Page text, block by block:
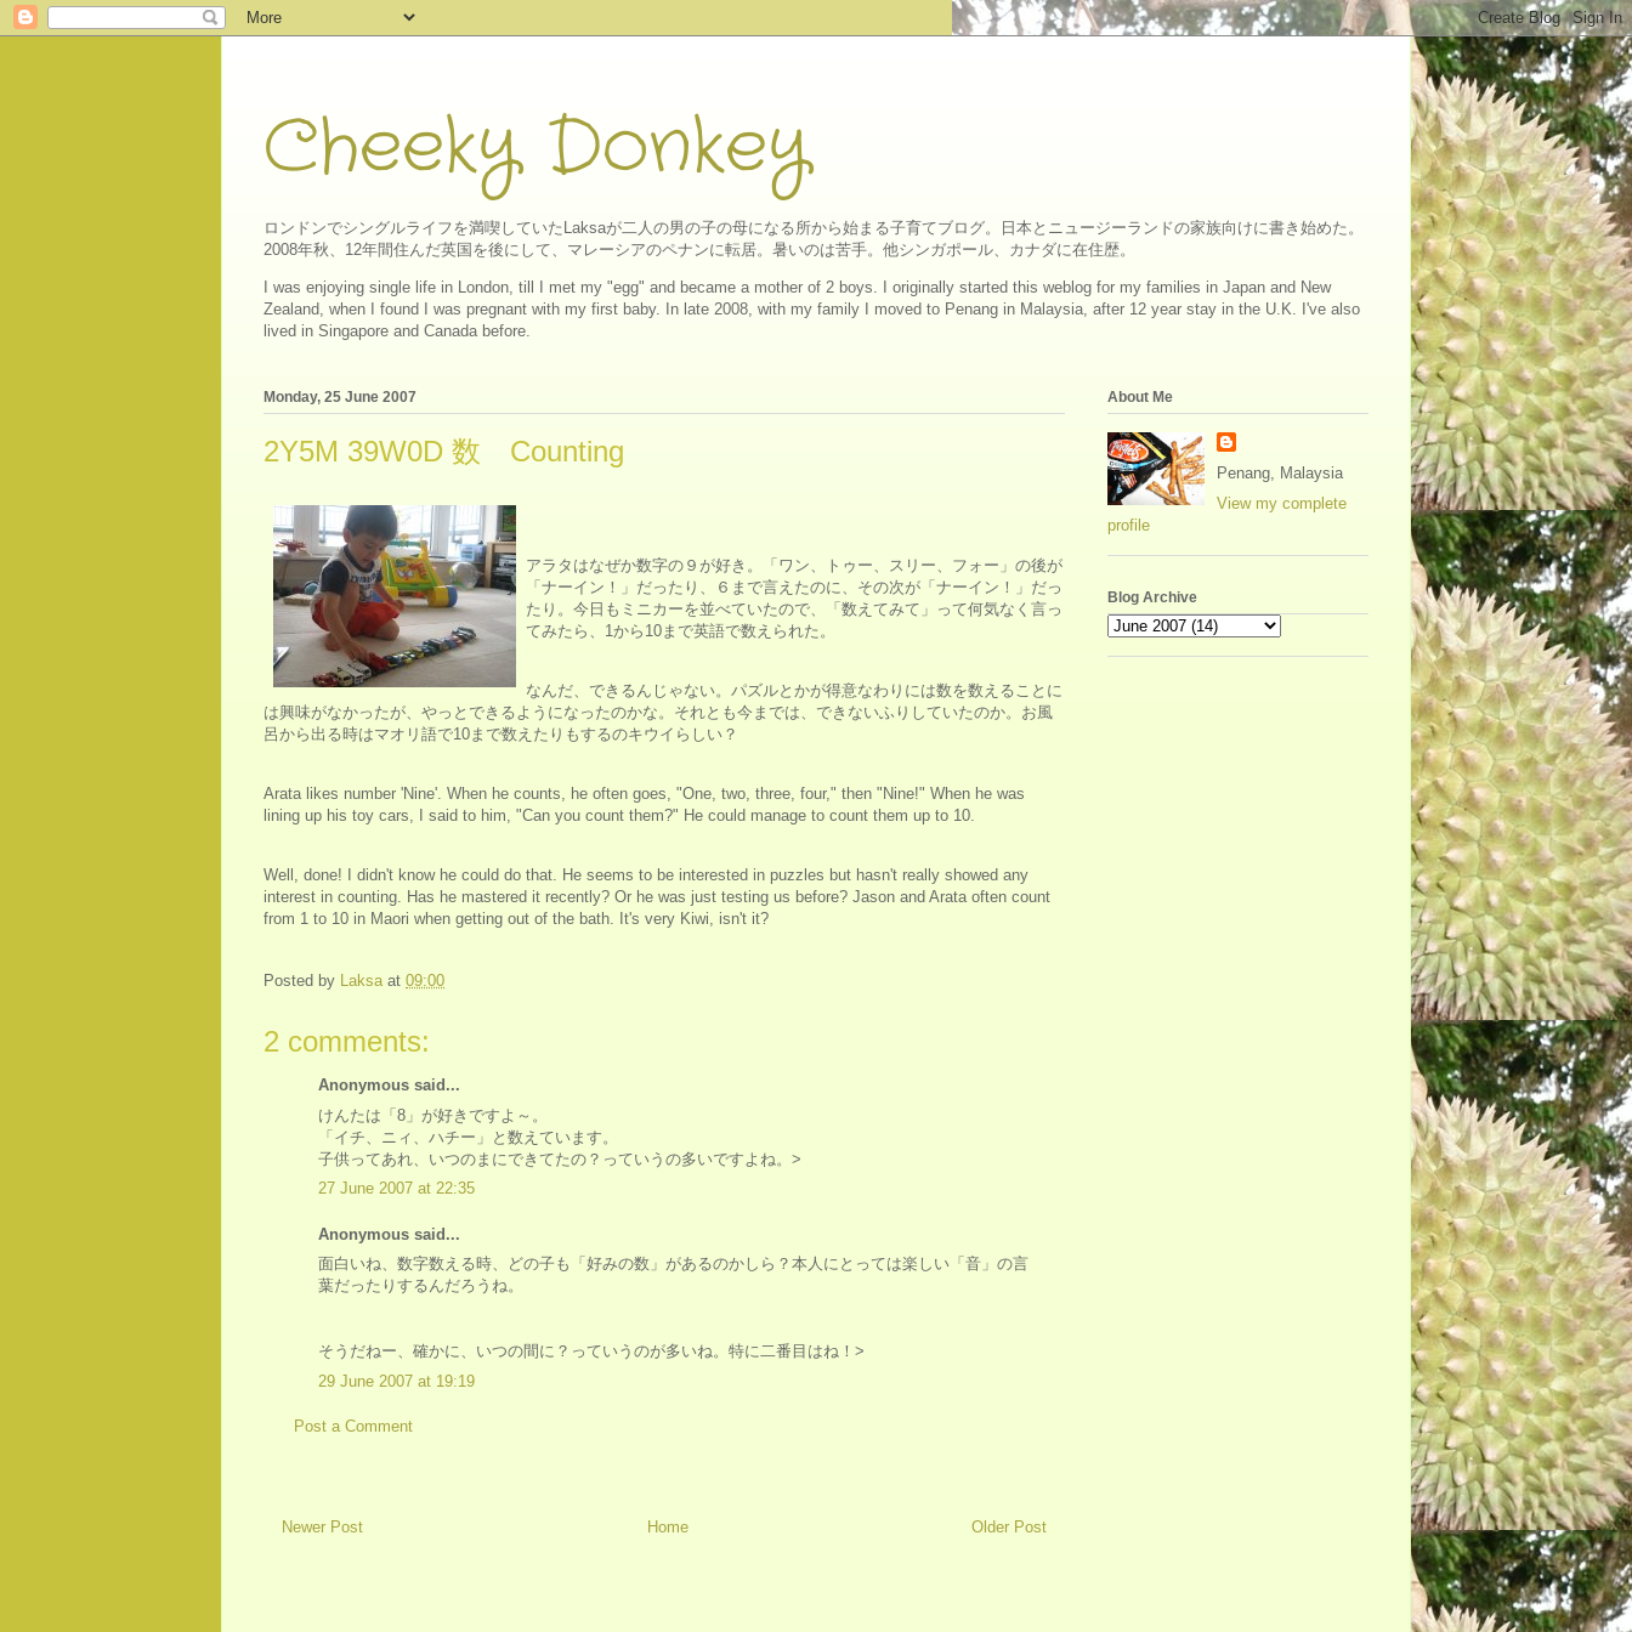
Cheeky Donkey
ロンドンでシングルライフを満喫していたLaksaが二人の男の子の母になる所から始まる子育てブログ。日本とニュージーランドの家族向けに書き始めた。
2008年秋、12年間住んだ英国を後にして、マレーシアのペナンに転居。暑いのは苦手。他シンガポール、カナダに在住歴。
I was enjoying single life in London, till I met my "egg" and became a mother of 2 boys. I originally started this weblog for my families in Japan and New
Zealand, when I found I was pregnant with my first baby. In late 2008, with my family I moved to Penang in Malaysia, after 12 year stay in the U.K. I've also
lived in Singapore and Canada before.
Monday, 25 June 2007
2Y5M 39W0D 数 Counting
アラタはなぜか数字の９が好き。「ワン、トゥー、スリー、フォー」の後が
「ナーイン！」だったり、６まで言えたのに、その次が「ナーイン！」だっ
たり。今日もミニカーを並べていたので、「数えてみて」って何気なく言っ
てみたら、1から10まで英語で数えられた。
なんだ、できるんじゃない。パズルとかが得意なわりには数を数えることに
は興味がなかったが、やっとできるようになったのかな。それとも今までは、できないふりしていたのか。お風
呂から出る時はマオリ語で10まで数えたりもするのキウイらしい？
Arata likes number 'Nine'. When he counts, he often goes, "One, two, three, four," then "Nine!" When he was
lining up his toy cars, I said to him, "Can you count them?" He could manage to count them up to 10.
Well, done! I didn't know he could do that. He seems to be interested in puzzles but hasn't really showed any
interest in counting. Has he mastered it recently? Or he was just testing us before? Jason and Arata often count
from 1 to 10 in Maori when getting out of the bath. It's very Kiwi, isn't it?
Posted by Laksa at 09:00
2 comments:
Anonymous said...
けんたは「8」が好きですよ～。
「イチ、ニィ、ハチー」と数えています。
子供ってあれ、いつのまにできてたの？っていうの多いですよね。>
27 June 2007 at 22:35
Anonymous said...
面白いね、数字数える時、どの子も「好みの数」があるのかしら？本人にとっては楽しい「音」の言
葉だったりするんだろうね。
そうだねー、確かに、いつの間に？っていうのが多いね。特に二番目はね！>
29 June 2007 at 19:19
Post a Comment
Newer Post Older Post
Home
About Me
Penang, Malaysia
View my complete
profile
Blog Archive